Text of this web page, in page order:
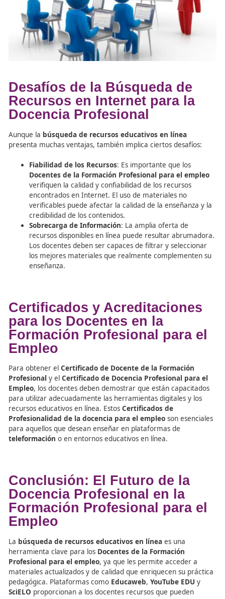
Acceso Flexibles y Adaptabilidad: Los recursos
ser accesibles desde cualquier lugar y en
momento, lo que favorece tanto a losDocentes
Formación Profesionalcomo a los estudiantes,
permitiendo una formación más personalizada y
a sus ritmos.
de recursos en diferentes formatos, como
videos, podcasts y más, lo que permite a los
elegir los materiales que mejor se adapten a sus
necesidades pedagógicas.
Fomento de la Colaboración: Las plataformas
en línea promueven el trabajo en equipo y la
discusión y actividades colaborativas mejora la
de aprendizaje.
Desafíos de la Búsqueda
Recursos en Internet para
Docencia Profesional
Aunque labúsqueda de recursos educativos en línea
presenta muchas ventajas, también implica ciertos
Fiabilidad de los Recursos: Es importante que los
encontrados en Internet. El uso de materiales no
verificables puede afectar la calidad de la
credibilidad de los contenidos.
Sobrecarga de Información : La amplia oferta de
recursos disponibles en línea puede resultar
Los docentes deben ser capaces de filtrar y
los mejores materiales que realmente
enseñanza.